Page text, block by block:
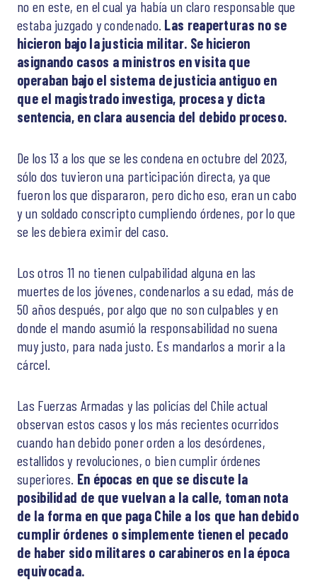
no en este, en el cual ya había un claro responsable que
estaba juzgado y condenado. Las reaperturas no se
hicieron bajo la justicia militar. Se hicieron
asignando casos a ministros en visita que
operaban bajo el sistema de justicia antiguo en
que el magistrado investiga, procesa y dicta
sentencia, en clara ausencia del debido proceso.
De los 13 a los que se les condena en octubre del 2023,
sólo dos tuvieron una participación directa, ya que
fueron los que dispararon, pero dicho eso, eran un cabo
y un soldado conscripto cumpliendo órdenes, por lo que
se les debiera eximir del caso.
Los otros 11 no tienen culpabilidad alguna en las
muertes de los jóvenes, condenarlos a su edad, más de
50 años después, por algo que no son culpables y en
donde el mando asumió la responsabilidad no suena
muy justo, para nada justo. Es mandarlos a morir a la
cárcel.
Las Fuerzas Armadas y las policías del Chile actual
observan estos casos y los más recientes ocurridos
cuando han debido poner orden a los desórdenes,
estallidos y revoluciones, o bien cumplir órdenes
superiores. En épocas en que se discute la
posibilidad de que vuelvan a la calle, toman nota
de la forma en que paga Chile a los que han debido
cumplir órdenes o simplemente tienen el pecado
de haber sido militares o carabineros en la época
equivocada.